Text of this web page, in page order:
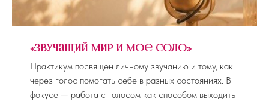
«Звучащий мир и мое соло»
Практикум посвящен личному звучанию и тому, как
через голос помогать себе в разных состояниях. В
фокусе — работа с голосом как способом выходить
ИНН: 540606167310 ОГРНИП: 312547628400183
Мы в социальных сетях
Войти в личный кабинет